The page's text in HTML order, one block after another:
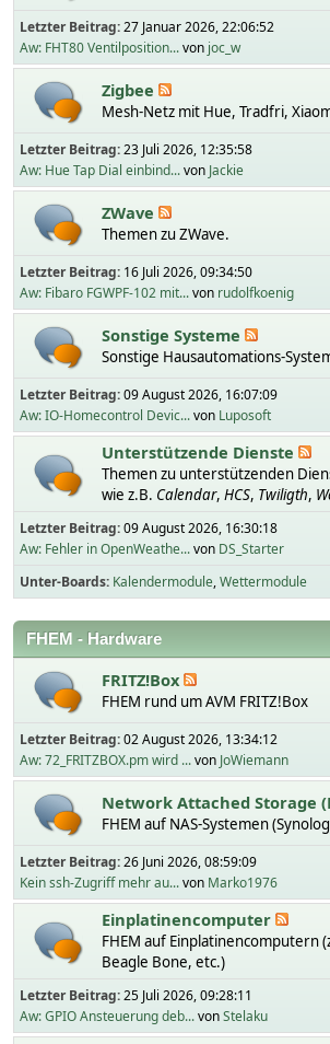
Letzter Beitrag:27 Januar 2026, 22:06:52
Aw: FHT80 Ventilposition...von joc_w
Zigbee
Mesh-Netz mit Hue, Tradfri,
Letzter Beitrag:23 Juli 2026, 12:35:58
Aw: Hue Tap Dial einbind...von Jackie
ZWave
Themen zu ZWave.
Letzter Beitrag: 16 Juli 2026, 09:34:50
Aw: Fibaro FGWPF-102 mit...von rudolfkoenig
Sonstige Systeme
Sonstige Hausautomations-
Letzter Beitrag:09 August 2026, 16:07:09
Aw: IO-Homecontrol Devic...von Luposoft
Unterstützende Dienste
Themen zu unterstützenden
wie z.B. Calendar, HCS, Twiligth,
Letzter Beitrag:09 August 2026, 16:30:18
Aw: Fehler in OpenWeathe...von DS_Starter
Unter-Boards Kalendermodule Wettermodule
FHEM - Hardware
FRITZ!Box
FHEM rund um AVM FRITZ!Box
Letzter Beitrag:02 August 2026, 13:34:12
Aw: 72_FRITZBOX.pm wird ...von JoWiemann
Network Attached Storage
FHEM auf NAS-Systemen
Letzter Beitrag:26 Juni 2026, 08:59:09
Kein ssh-Zugriff mehr au...von Marko1976
Einplatinencomputer
FHEM auf Einplatinencomputern
Beagle Bone, etc.)
Letzter Beitrag:25 Juli 2026, 09:28:11
Aw: GPIO Ansteuerung deb...vonStelaku